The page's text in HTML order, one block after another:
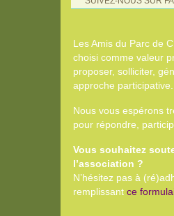
Les Amis du Parc de
choisi comme valeur
proposer, solliciter,
approche participative.
Nous vous espérons
pour répondre,
Vous souhaitez
l’association ?
N’hésitez pas à
remplissant ce